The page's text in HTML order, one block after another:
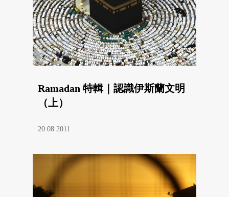
Ramadan 特輯｜認識伊斯蘭文明
（上）
20.08.2011